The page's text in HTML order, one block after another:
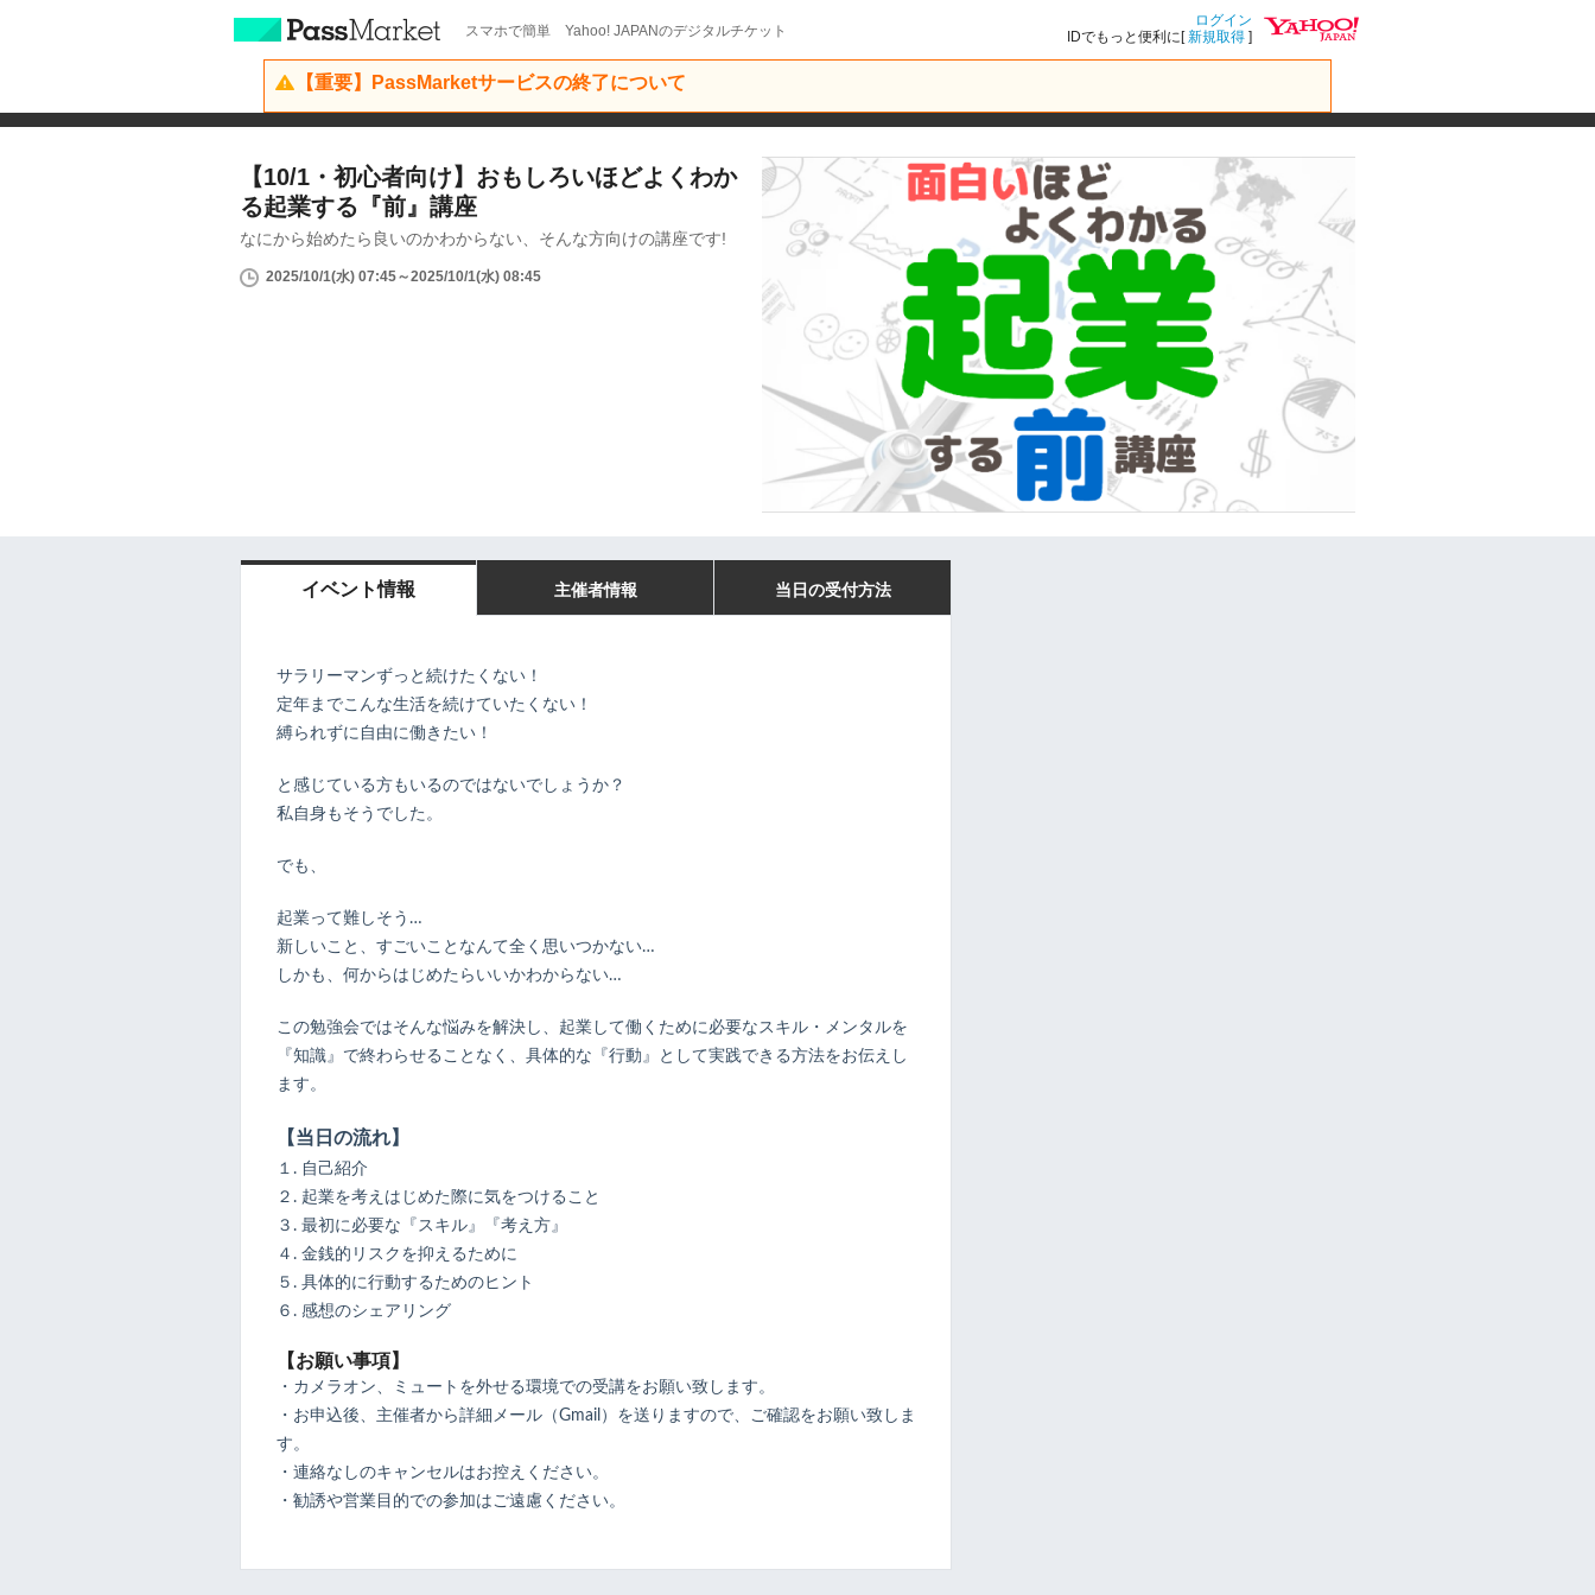
スマホで簡単 Yahoo! JAPANのデジタルチケット
ログイン
IDでもっと便利に[新規取得 ]
【重要】PassMarketサービスの終了について
【10/1・初心者向け】おもしろいほどよくわか
る起業する『前』講座
なにから始めたら良いのかわからない、そんな方向けの講座です!
2025/10/1(水) 07:45～2025/10/1(水) 08:45
イベント情報 主催者情報 当日の受付方法
サラリーマンずっと続けたくない！
定年までこんな生活を続けていたくない！
縛られずに自由に働きたい！
と感じている方もいるのではないでしょうか？
私自身もそうでした。
でも、
起業って難しそう…
新しいこと、すごいことなんて全く思いつかない…
しかも、何からはじめたらいいかわからない…
この勉強会ではそんな悩みを解決し、起業して働くために必要なスキル・メンタルを
『知識』で終わらせることなく、具体的な『行動』として実践できる方法をお伝えし
ます。
【当日の流れ】
１. 自己紹介
２. 起業を考えはじめた際に気をつけること
３. 最初に必要な『スキル』『考え方』
４. 金銭的リスクを抑えるために
５. 具体的に行動するためのヒント
６. 感想のシェアリング
【お願い事項】
・カメラオン、ミュートを外せる環境での受講をお願い致します。
・お申込後、主催者から詳細メール（Gmail）を送りますので、ご確認をお願い致しま
す。
・連絡なしのキャンセルはお控えください。
・勧誘や営業目的での参加はご遠慮ください。